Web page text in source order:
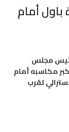
أمام
رئيس مجلس
مكاسبه أمام
لقرب